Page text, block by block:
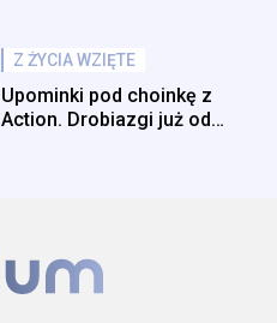
Z ŻYCIA WZIĘTE
Upominki pod choinkę z
Action. Drobiazgi już od